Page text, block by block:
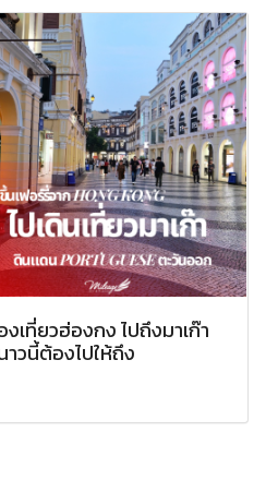
งเที่ยวฮ่องกง ไปถึงมาเก๊า
าวนี้ต้องไปให้ถึง